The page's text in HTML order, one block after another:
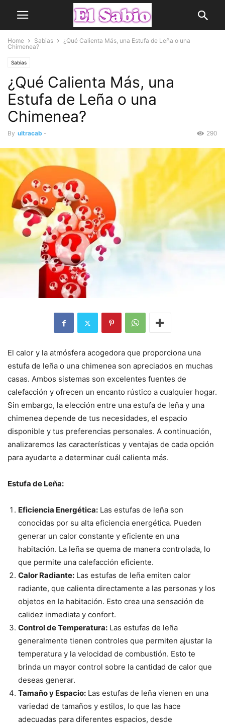
Home Sabias
¿Qué Calienta Más, una Estufa de Leña o una
Chimenea?
Sabias
¿Qué Calienta Más, una
Estufa de Leña o una
Chimenea?
By ultracab - 290
El calor y la atmósfera acogedora que proporciona una
estufa de leña o una chimenea son apreciados en muchas
casas. Ambos sistemas son excelentes fuentes de
calefacción y ofrecen un encanto rústico a cualquier hogar.
Sin embargo, la elección entre una estufa de leña y una
chimenea depende de tus necesidades, el espacio
disponible y tus preferencias personales. A continuación,
analizaremos las características y ventajas de cada opción
para ayudarte a determinar cuál calienta más.
Estufa de Leña:
Eficiencia Energética: Las estufas de leña son
conocidas por su alta eficiencia energética. Pueden
generar un calor constante y eficiente en una
habitación. La leña se quema de manera controlada, lo
que permite una calefacción eficiente.
Calor Radiante: Las estufas de leña emiten calor
radiante, que calienta directamente a las personas y los
objetos en la habitación. Esto crea una sensación de
calidez inmediata y confort.
Control de Temperatura: Las estufas de leña
generalmente tienen controles que permiten ajustar la
temperatura y la velocidad de combustión. Esto te
brinda un mayor control sobre la cantidad de calor que
deseas generar.
Tamaño y Espacio: Las estufas de leña vienen en una
variedad de tamaños y estilos, lo que las hace
adecuadas para diferentes espacios, desde